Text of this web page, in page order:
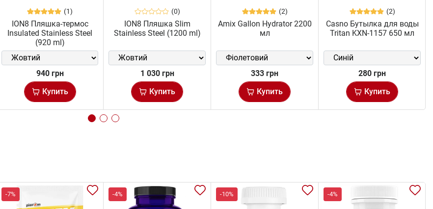
(1)
ION8 Пляшка-термос
Insulated Stainless Steel
(920 ml)
940 грн
Купить
(0)
ION8 Пляшка Slim
Stainless Steel (1200 ml)
1 030 грн
Купить
(2)
Amix Gallon Hydrator 2200
мл
333 грн
Купить
(2)
Casno Бутылка для воды
Tritan KXN-1157 650 мл
280 грн
Купить
-7% -4% -10% -4%